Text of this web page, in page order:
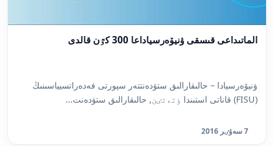
الماتىداعى قىسقى ۋنيۆەرسياداعا 300 كٷن قالدى
ۋنيۆەرسيادا – حالىقارالىق ستۋدەنتتەر سپورتى فەدەراتسيياسىنىڭ
(FISU) قاناتى استىندا ٶتەتٸن, حالىقارالىق ستۋدەنت...
7 سەۋٸر 2016